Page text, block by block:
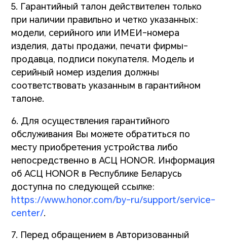
5. Гарантийный талон действителен только
при наличии правильно и четко указанных:
модели, серийного или ИМЕИ-номера
изделия, даты продажи, печати фирмы-
продавца, подписи покупателя. Модель и
серийный номер изделия должны
соответствовать указанным в гарантийном
талоне.
6. Для осуществления гарантийного
обслуживания Вы можете обратиться по
месту приобретения устройства либо
непосредственно в АСЦ HONOR. Информация
об АСЦ HONOR в Республике Беларусь
доступна по следующей ссылке:
https://www.honor.com/by-ru/support/service-
center/.
7. Перед обращением в Авторизованный